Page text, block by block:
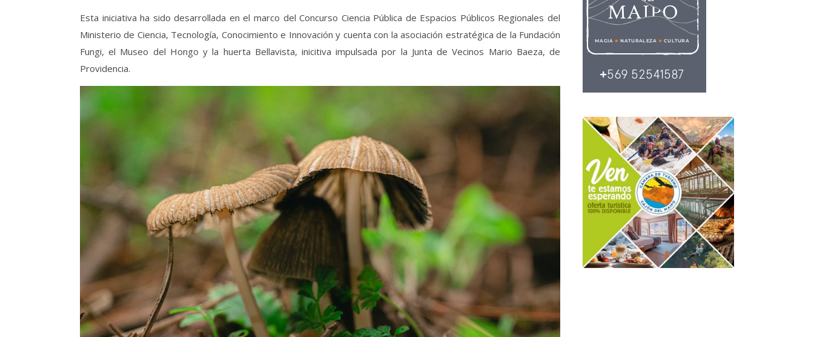
Esta iniciativa ha sido desarrollada en el marco del Concurso Ciencia Pública de Espacios Públicos Regionales del
Ministerio de Ciencia, Tecnología, Conocimiento e Innovación y cuenta con la asociación estratégica de la Fundación
Fungi, el Museo del Hongo y la huerta Bellavista, inicitiva impulsada por la Junta de Vecinos Mario Baeza, de
Providencia.